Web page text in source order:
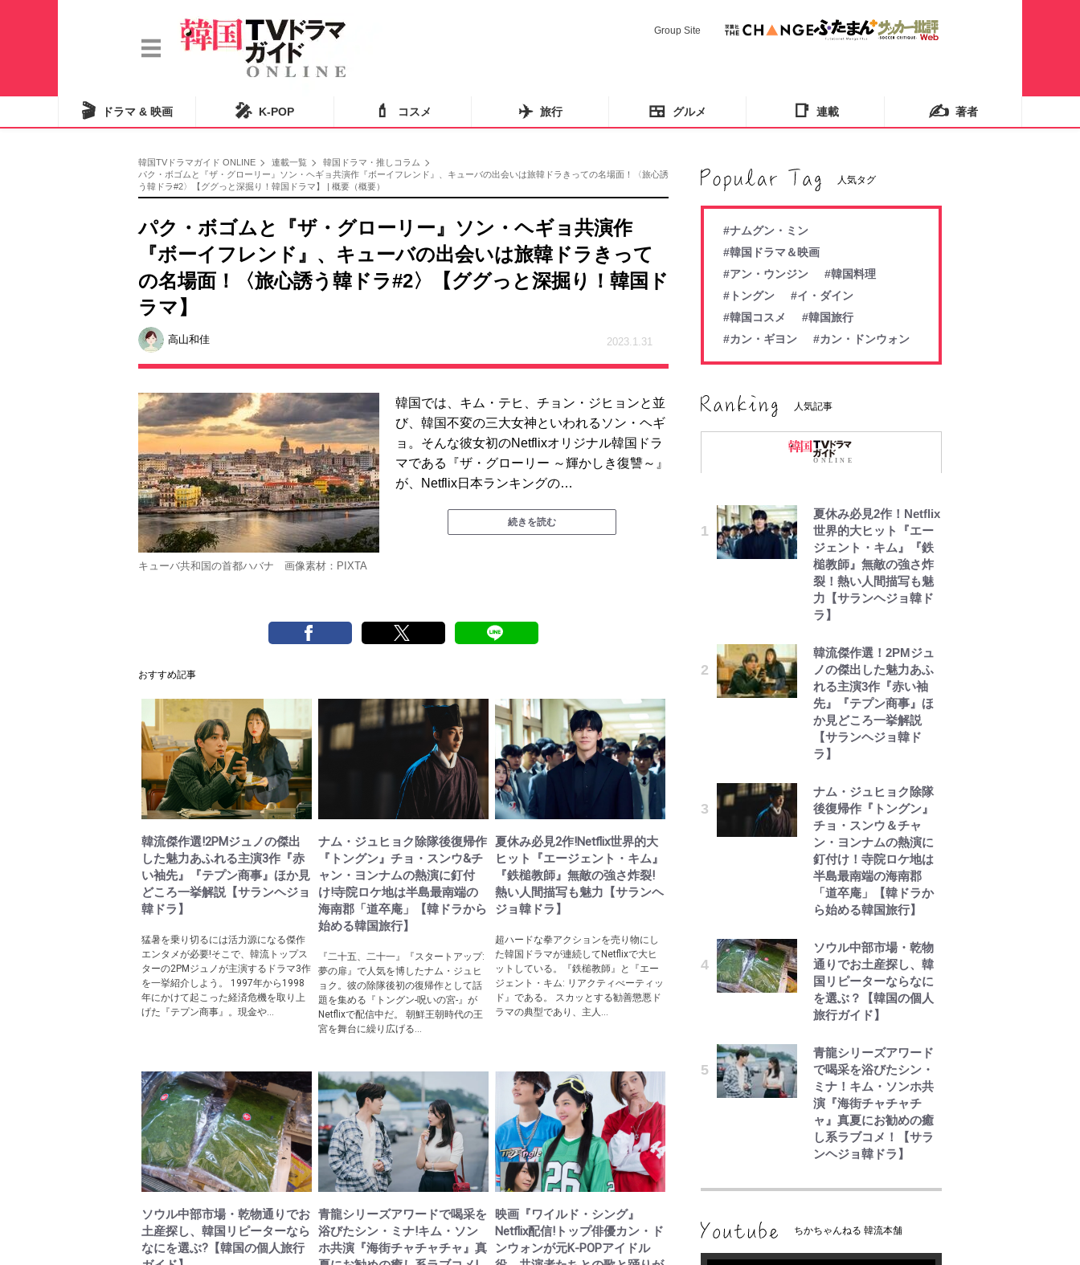
Group Site
🎬 ドラマ & 映画 🎤 K-POP 💄 コスメ ✈️ 旅行 🍱 グルメ 📑 連載 ✍️ 著者
韓国TVドラマガイド ONLINE 連載一覧
韓国ドラマ・推しコラム
パク・ボゴムと『ザ・グローリー』ソン・ヘギョ共演作『ボーイフレンド』、キューバの出会いは旅韓ドラきっての名場面！〈旅心誘
う韓ドラ#2〉【ググっと深掘り！韓国ドラマ】 | 概要（概要）
パク・ボゴムと『ザ・グローリー』ソン・ヘギョ共演作
『ボーイフレンド』、キューバの出会いは旅韓ドラきって
の名場面！〈旅心誘う韓ドラ#2〉【ググっと深掘り！韓国ド
ラマ】
高山和佳 2023.1.31
キューバ共和国の首都ハバナ 画像素材：PIXTA
韓国では、キム・テヒ、チョン・ジヒョンと並
び、韓国不変の三大女神といわれるソン・ヘギ
ョ。そんな彼女初のNetflixオリジナル韓国ドラ
マである『ザ・グローリー ～輝かしき復讐～』
が、Netflix日本ランキングの…
続きを読む
おすすめ記事
韓流傑作選!2PMジュノの傑出
した魅力あふれる主演3作『赤
い袖先』『テプン商事』ほか見
どころ一挙解説【サランヘジョ
韓ドラ】
猛暑を乗り切るには活力源になる傑作
エンタメが必要!そこで、韓流トップス
ターの2PMジュノが主演するドラマ3作
を一挙紹介しよう。 1997年から1998
年にかけて起こった経済危機を取り上
げた『テプン商事』。現金や...
ナム・ジュヒョク除隊後復帰作
『トングン』チョ・スンウ&チ
ャン・ヨンナムの熱演に釘付
け!寺院ロケ地は半島最南端の
海南郡「道卒庵」【韓ドラから
始める韓国旅行】
『二十五、二十一』『スタートアップ:
夢の扉』で人気を博したナム・ジュヒ
ョク。彼の除隊後初の復帰作として話
題を集める『トングン-呪いの宮-』が
Netflixで配信中だ。 朝鮮王朝時代の王
宮を舞台に繰り広げる...
夏休み必見2作!Netflix世界的大
ヒット『エージェント・キム』
『鉄槌教師』無敵の強さ炸裂!
熱い人間描写も魅力【サランヘ
ジョ韓ドラ】
超ハードな拳アクションを売り物にし
た韓国ドラマが連続してNetflixで大ヒ
ットしている。『鉄槌教師』と『エー
ジェント・キム: リアクティべーティッ
ド』である。 スカッとする勧善懲悪ド
ラマの典型であり、主人...
ソウル中部市場・乾物通りでお
土産探し、韓国リピーターなら
なにを選ぶ?【韓国の個人旅行
青龍シリーズアワードで喝采を
浴びたシン・ミナ!キム・ソン
ホ共演『海街チャチャチャ』真
映画『ワイルド・シング』
Netflix配信!トップ俳優カン・ド
ンウォンが元K-POPアイドル
人気タグ
#ナムグン・ミン
#韓国ドラマ＆映画
#アン・ウンジン
#韓国料理
#トングン
#イ・ダイン
#韓国コスメ
#韓国旅行
#カン・ギヨン
#カン・ドンウォン
人気記事
夏休み必見2作！Netflix
世界的大ヒット『エー
ジェント・キム』『鉄
槌教師』無敵の強さ炸
裂！熱い人間描写も魅
力【サランヘジョ韓ド
ラ】
韓流傑作選！2PMジュ
ノの傑出した魅力あふ
れる主演3作『赤い袖
先』『テプン商事』ほ
か見どころ一挙解説
【サランヘジョ韓ド
ラ】
ナム・ジュヒョク除隊
後復帰作『トングン』
チョ・スンウ＆チャ
ン・ヨンナムの熱演に
釘付け！寺院ロケ地は
半島最南端の海南郡
「道卒庵」【韓ドラか
ら始める韓国旅行】
ソウル中部市場・乾物
通りでお土産探し、韓
国リピーターならなに
を選ぶ？【韓国の個人
旅行ガイド】
青龍シリーズアワード
で喝采を浴びたシン・
ミナ！キム・ソンホ共
演『海街チャチャチ
ャ』真夏にお勧めの癒
し系ラブコメ！【サラ
ンヘジョ韓ドラ】
ちかちゃんねる 韓流本舗